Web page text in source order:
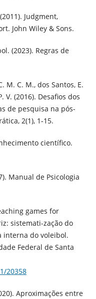
Judgment,
John Wiley & Sons.
(2023). Regras de
M. C. M., dos Santos, E.
V. (2016). Desafios dos
de pesquisa na pós-
2(1), 1-15.
científico.
Manual de Psicologia
games for
sistemati-zação do
interna do voleibol.
Federal de Santa
20358
Aproximações entre